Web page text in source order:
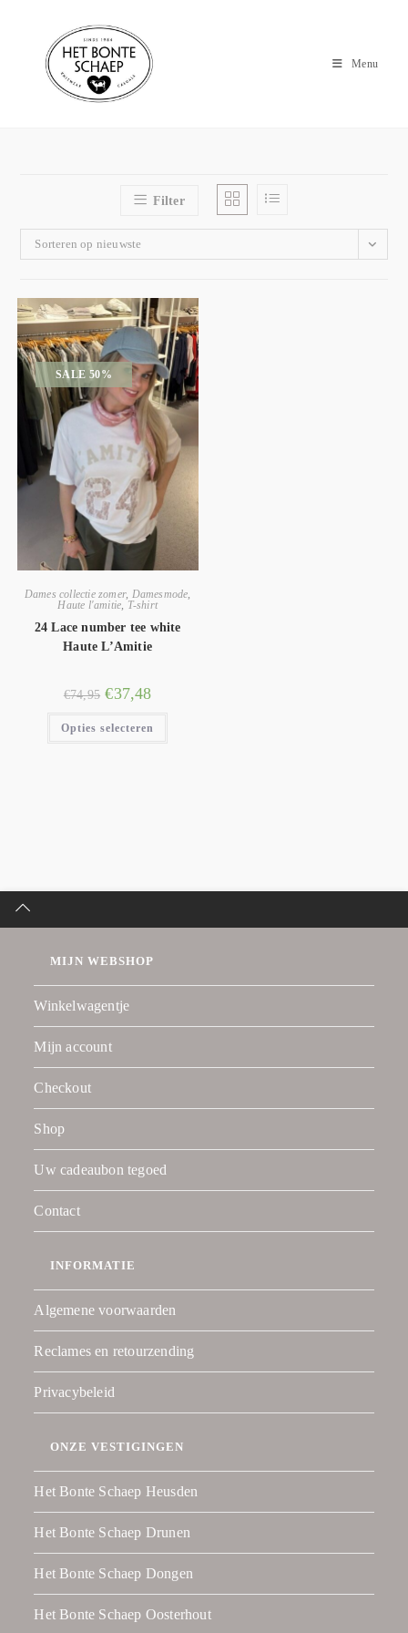
Menu
Filter
Sorteren op nieuwste
SALE 50%
Dames collectie zomer, Damesmode
Haute l'amitie T-shirt
24 Lace number tee white
Haute L’Amitie
€74,95 €37,48
Opties selecteren
MIJN WEBSHOP
Winkelwagentje
Mijn account
Checkout
Shop
Uw cadeaubon tegoed
Contact
INFORMATIE
Algemene voorwaarden
Reclames en retourzending
Privacybeleid
ONZE VESTIGINGEN
Het Bonte Schaep Heusden
Het Bonte Schaep Drunen
Het Bonte Schaep Dongen
Het Bonte Schaep Oosterhout